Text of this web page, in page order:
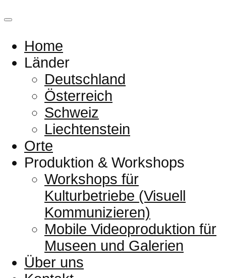
Home
Länder
Deutschland
Österreich
Schweiz
Liechtenstein
Orte
Produktion & Workshops
Workshops für
Kulturbetriebe (Visuell
Kommunizieren)
Mobile Videoproduktion für
Museen und Galerien
Über uns